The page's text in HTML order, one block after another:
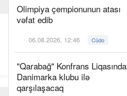
Olimpiya çempionunun atası
vəfat edib
06.08.2026, 12:46 Cüdo
"Qarabağ" Konfrans Liqasında
Danimarka klubu ilə
qarşılaşacaq